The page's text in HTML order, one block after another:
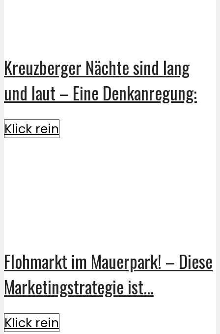
Kreuzberger Nächte sind lang
und laut – Eine Denkanregung:
Klick rein
Flohmarkt im Mauerpark! – Diese
Marketingstrategie ist...
Klick rein